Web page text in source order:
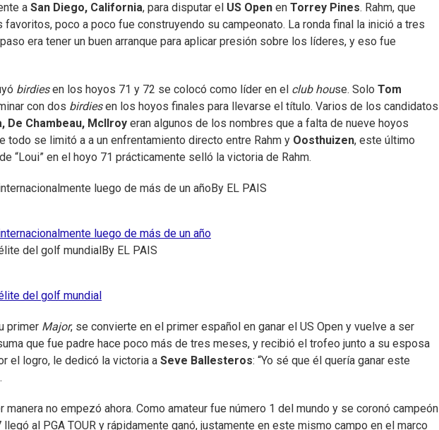
a San Diego, California, para disputar el US Open en Torrey Pines. Rahm, que
poco a poco fue construyendo su campeonato. La ronda final la inició a tres
era tener un buen arranque para aplicar presión sobre los líderes, y eso fue
birdiesen los hoyos 71 y 72 se colocó como líder en el club house. Solo Tom
con dos birdiesen los hoyos finales para llevarse el título. Varios de los candidatos
De Chambeau, McIIroy eran algunos de los nombres que a falta de nueve hoyos
todo se limitó a a un enfrentamiento directo entre Rahm y Oosthuizen, este último
“Loui” en el hoyo 71 prácticamente selló la victoria de Rahm.
luego de más de un año By EL PAIS
luego de más de un año
del golf mundial By EL PAIS
del golf mundial
primer Major, se convierte en el primer español en ganar el US Open y vuelve a ser
que fue padre hace poco más de tres meses, y recibió el trofeo junto a su esposa
el logro, le dedicó la victoria a Seve Ballesteros: “Yo sé que él quería ganar este
manera no empezó ahora. Como amateur fue número 1 del mundo y se coronó campeón
al PGA TOUR y rápidamente ganó, justamente en este mismo campo en el marco